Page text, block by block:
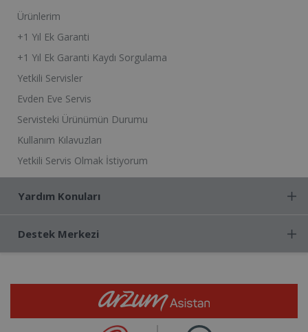
Ürünlerim
+1 Yıl Ek Garanti
+1 Yıl Ek Garanti Kaydı Sorgulama
Yetkili Servisler
Evden Eve Servis
Servisteki Ürünümün Durumu
Kullanım Kılavuzları
Yetkili Servis Olmak İstiyorum
Yardım Konuları
Destek Merkezi